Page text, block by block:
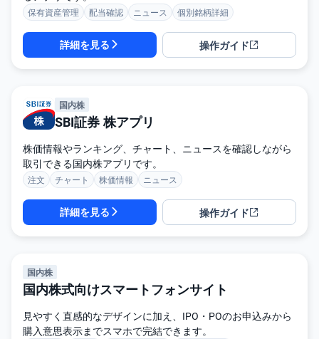
お
ま
せ
資
BI
株
オ
プ
ョ
ン
先
物
オ
商
先
物
保有資産管理 配当確認 ニュース 個別銘柄詳細
詳細を見る 操作ガイド
国内株
SBI証券 株アプリ
株価情報やランキング、チャート、ニュースを確認しながら
取引できる国内株アプリです。
注文 チャート 株価情報 ニュース
詳細を見る 操作ガイド
国内株
国内株式向けスマートフォンサイト
見やすく直感的なデザインに加え、IPO・POのお申込みから
購入意思表示までスマホで完結できます。